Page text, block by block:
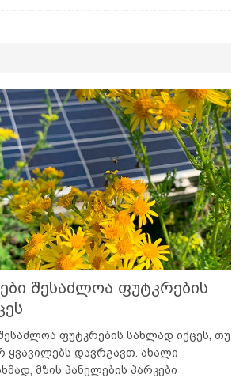
შესაძლოა ფუტკრების
ფუტკრების სახლად იქცეს, თუ
დავრგავთ. ახალი
მზის პანელების პარკები